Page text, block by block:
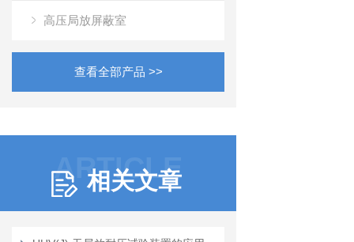
高压局放屏蔽室
查看全部产品 >>
ARTICLE
相关文章